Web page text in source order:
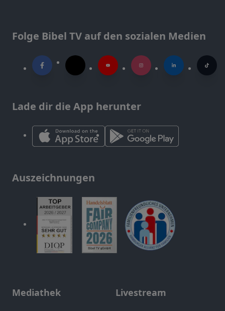
Folge Bibel TV auf den sozialen Medien
Lade dir die App herunter
Auszeichnungen
Mediathek Livestream